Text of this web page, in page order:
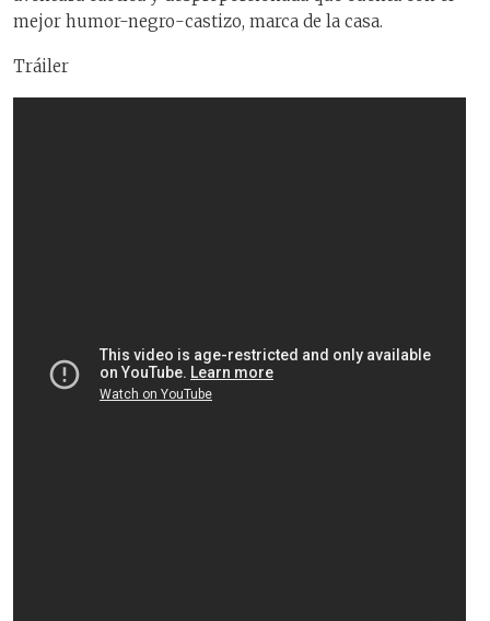
mejor humor-negro-castizo, marca de la casa.
Tráiler